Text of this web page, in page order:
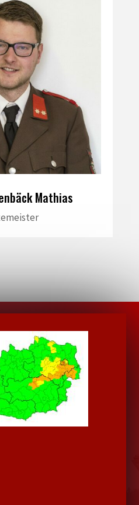
Mathias